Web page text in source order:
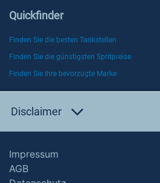
Quickfinder
Finden Sie die besten Tankstellen
Finden Sie die günstigsten Spritpreise
Finden Sie Ihre bevorzugte Marke
Disclaimer
Impressum
AGB